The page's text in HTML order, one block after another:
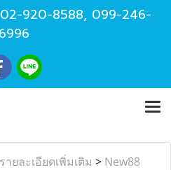
02-920-8588, 099-246-
6996
ยละเอียดเพิ่มเติม > New88